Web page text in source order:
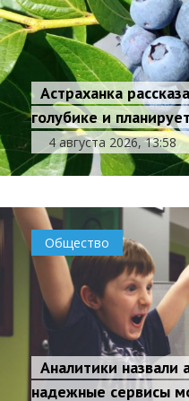
Астраханка
голубике и
4 августа 2026, 13:58
Общество
Аналитики назвали
надежные сервисы